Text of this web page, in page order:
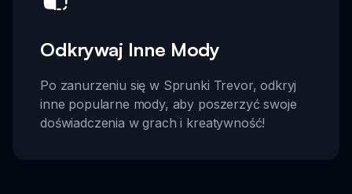
Odkrywaj Inne Mody
Po zanurzeniu się w Sprunki Trevor, odkryj
inne popularne mody, aby poszerzyć swoje
doświadczenia w grach i kreatywność!